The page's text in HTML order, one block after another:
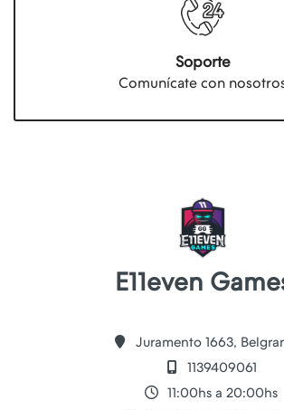
Soporte
Comunícate con
E11even
Juramento 1663,
1139409061
11:00hs a 20:00hs